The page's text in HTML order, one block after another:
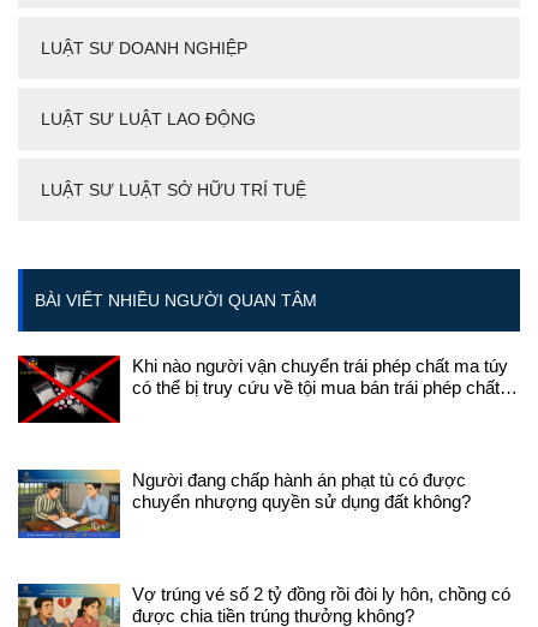
LUẬT SƯ DOANH NGHIỆP
LUẬT SƯ LUẬT LAO ĐỘNG
LUẬT SƯ LUẬT SỞ HỮU TRÍ TUỆ
BÀI VIẾT NHIỀU NGƯỜI QUAN TÂM
Khi nào người vận chuyển trái phép chất ma túy
có thể bị truy cứu về tội mua bán trái phép chất
Người đang chấp hành án phạt tù có được
chuyển nhượng quyền sử dụng đất không?
Vợ trúng vé số 2 tỷ đồng rồi đòi ly hôn, chồng có
được chia tiền trúng thưởng không?